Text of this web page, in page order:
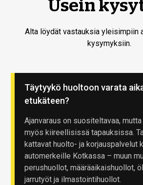
Usein
Alta löydät vastauksia yleisimpiin
kysymyksiin.
Täytyykö huoltoon varata
etukäteen?
Ajanvaraus on suositeltavaa,
myös kiireellisissä tapauksissa.
kattavat huolto- ja korjauspalvelut
automerkeille Kotkassa – muun
perushuollot, määräaikaishuollot,
jarrutyöt ja ilmastointihuollot.